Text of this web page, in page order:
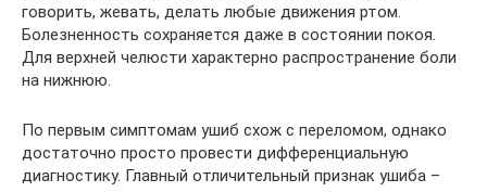
говорить, жевать, делать любые движения ртом.
Болезненность сохраняется даже в состоянии покоя.
Для верхней челюсти характерно распространение боли
на нижнюю.
По первым симптомам ушиб схож с переломом, однако
достаточно просто провести дифференциальную
диагностику. Главный отличительный признак ушиба –